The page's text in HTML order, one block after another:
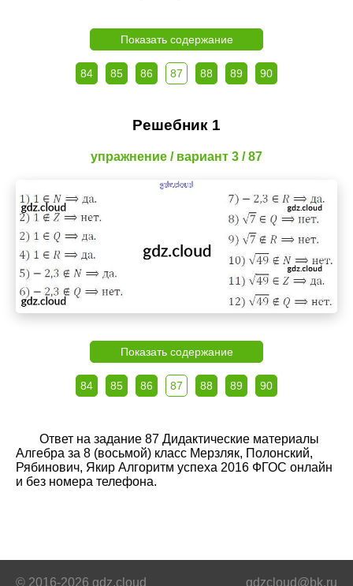
Показать содержание
84 85 86 87 88 89 90
Решебник 1
упражнение / вариант 3 / 87
Показать содержание
84 85 86 87 88 89 90
Ответ на задание 87 Дидактические материалы
Алгебра за 8 (восьмой) класс Мерзляк, Полонский,
Рябинович, Якир Алгоритм успеха 2016 ФГОС онлайн
и без номера телефона.
© 2016-2026 gdz.cloud gdzcloud@bk.ru